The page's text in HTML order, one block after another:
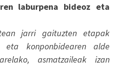
laburpena bideoz eta
jarri gaituzten etapak
konponbidearen alde
asmatzaileak izan